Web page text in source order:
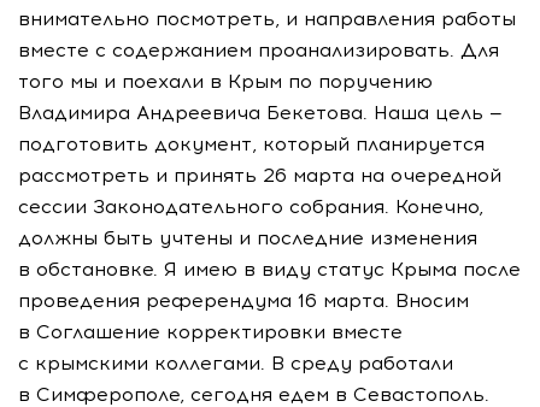
внимательно посмотреть, и направления работы
вместе с содержанием проанализировать. Для
того мы и поехали в Крым по поручению
Владимира Андреевича Бекетова. Наша цель —
подготовить документ, который планируется
рассмотреть и принять 26 марта на очередной
сессии Законодательного собрания. Конечно,
должны быть учтены и последние изменения
в обстановке. Я имею в виду статус Крыма после
проведения референдума 16 марта. Вносим
в Соглашение корректировки вместе
с крымскими коллегами. В среду работали
в Симферополе, сегодня едем в Севастополь.